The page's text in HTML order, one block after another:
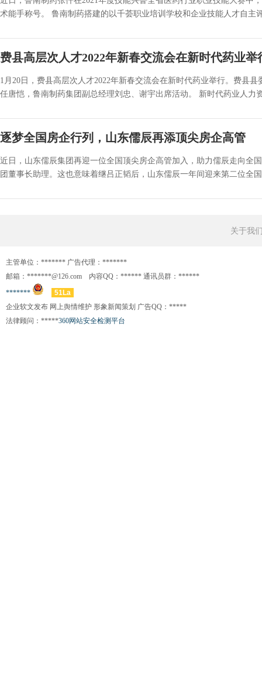
术能手称号。 鲁南制药搭建的以千荟职业培训学校和企业技能人才自主
费县高层次人才2022年新春交流会在新时代药业举
1月20日，费县高层次人才2022年新春交流会在新时代药业举行。费县
任唐恺，鲁南制药集团副总经理刘忠、谢宇出席活动。 新时代药业人力
逐梦全国房企行列，山东儒辰再添顶尖房企高管
近日，山东儒辰集团再迎一位全国顶尖房企高管加入，助力儒辰走向全
团董事长助理。这也意味着继吕正韬后，山东儒辰一年间迎来第二位全
关于我
主管单位：******* 广告代理：*******
邮箱：*******@126.com 内容QQ：****** 通讯员群：******
*******
51La
企业软文发布 网上舆情维护 形象新闻策划 广告QQ：*****
法律顾问：*****360网站安全检测平台